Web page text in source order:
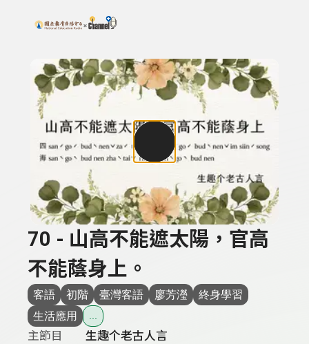
上方功能區塊
搜尋關鍵字：可輸入節目名稱、主持人或關鍵字
70 - 山高不能遮太陽，官高
不能蔭身上。
客語 初階 臺灣客語 廖芳瀅
終身學習
生活應用
...
主節目
生趣个老古人言